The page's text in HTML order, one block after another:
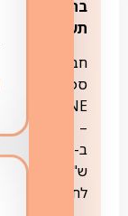
בתוספת
תשלום:
חבילת
ספורט
ONE
–
ש"ח
לחודש